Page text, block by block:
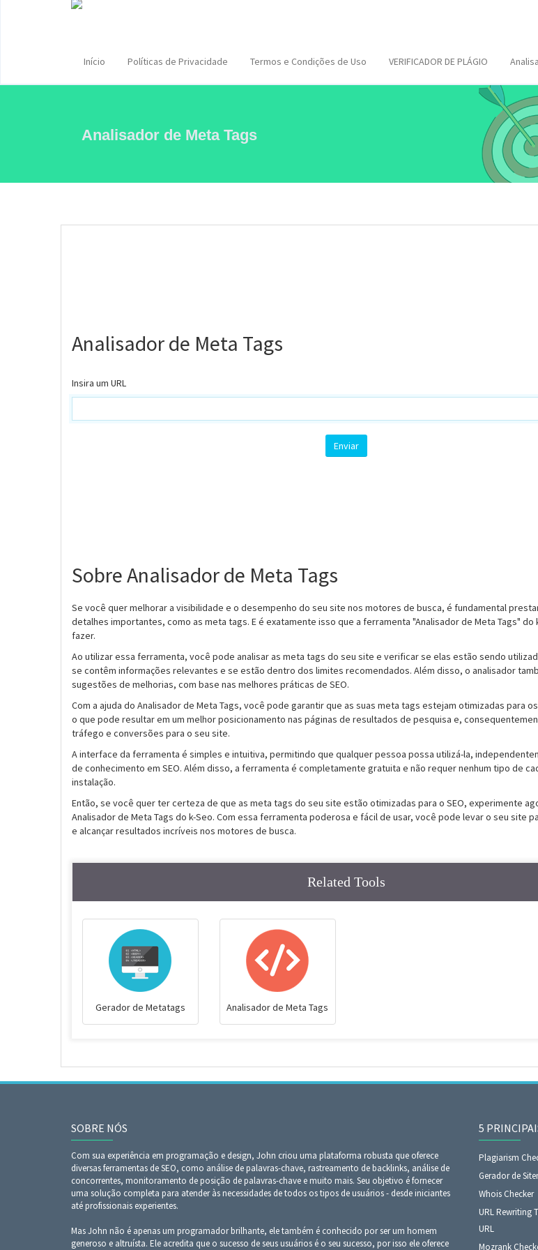
Início Políticas de Privacidade Termos e Condições de Uso VERIFICADOR DE PLÁGIO
Analisador de Meta Tags
Analisador de Meta Tags
Insira um URL
Sobre Analisador de Meta Tags
Se você quer melhorar a visibilidade e o desempenho do seu site nos motores de busca, é fundamental
detalhes importantes, como as meta tags. E é exatamente isso que a ferramenta "Analisador de Meta Tags" do
fazer.
Ao utilizar essa ferramenta, você pode analisar as meta tags do seu site e verificar se elas estão sendo
se contêm informações relevantes e se estão dentro dos limites recomendados. Além disso, o analisador
sugestões de melhorias, com base nas melhores práticas de SEO.
Com a ajuda do Analisador de Meta Tags, você pode garantir que as suas meta tags estejam otimizadas para
o que pode resultar em um melhor posicionamento nas páginas de resultados de pesquisa e,
tráfego e conversões para o seu site.
A interface da ferramenta é simples e intuitiva, permitindo que qualquer pessoa possa utilizá-la,
de conhecimento em SEO. Além disso, a ferramenta é completamente gratuita e não requer nenhum tipo de
instalação.
Então, se você quer ter certeza de que as meta tags do seu site estão otimizadas para o SEO, experimente
Analisador de Meta Tags do k-Seo. Com essa ferramenta poderosa e fácil de usar, você pode levar o seu site
e alcançar resultados incríveis nos motores de busca.
Related Tools
Gerador de Metatags Analisador de Meta Tags
SOBRE NÓS
Com sua experiência em programação e design, John criou uma plataforma robusta que oferece
diversas ferramentas de SEO, como análise de palavras-chave, rastreamento de backlinks, análise de
concorrentes, monitoramento de posição de palavras-chave e muito mais. Seu objetivo é fornecer
uma solução completa para atender às necessidades de todos os tipos de usuários - desde iniciantes
até profissionais experientes.
Mas John não é apenas um programador brilhante, ele também é conhecido por ser um homem
generoso e altruísta. Ele acredita que o sucesso de seus usuários é o seu sucesso, por isso ele oferece
5
Plagiarism
Gerador de
Whois Checker
URL Rewriting
URL
Mozrank